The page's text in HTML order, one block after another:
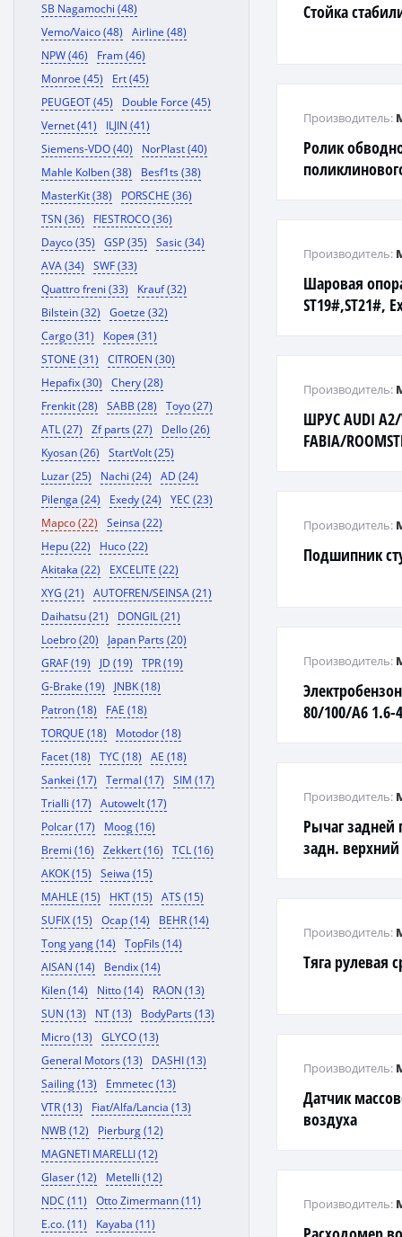
SB Nagamochi (48)
Vemo/Vaico (48)
Airline (48)
NPW (46)
Fram (46)
Monroe (45)
Ert (45)
PEUGEOT (45)
Double Force (45)
Vernet (41)
ILJIN (41)
Siemens-VDO (40)
NorPlast (40)
Mahle Kolben (38)
Besf1ts (38)
MasterKit (38)
PORSCHE (36)
TSN (36)
FIESTROCO (36)
Dayco (35)
GSP (35)
Sasic (34)
AVA (34)
SWF (33)
Quattro freni (33)
Krauf (32)
Bilstein (32)
Goetze (32)
Cargo (31)
Корея (31)
STONE (31)
CITROEN (30)
Hepafix (30)
Chery (28)
Frenkit (28)
SABB (28)
Toyo (27)
ATL (27)
Zf parts (27)
Dello (26)
Kyosan (26)
StartVolt (25)
Luzar (25)
Nachi (24)
AD (24)
Pilenga (24)
Exedy (24)
YEC (23)
Mapco (22)
Seinsa (22)
Hepu (22)
Huco (22)
Akitaka (22)
EXCELITE (22)
XYG (21)
AUTOFREN/SEINSA (21)
Daihatsu (21)
DONGIL (21)
Loebro (20)
Japan Parts (20)
GRAF (19)
JD (19)
TPR (19)
G-Brake (19)
JNBK (18)
Patron (18)
FAE (18)
TORQUE (18)
Motodor (18)
Facet (18)
TYC (18)
AE (18)
Sankei (17)
Termal (17)
SIM (17)
Trialli (17)
Autowelt (17)
Polcar (17)
Moog (16)
Bremi (16)
Zekkert (16)
TCL (16)
AKOK (15)
Seiwa (15)
MAHLE (15)
HKT (15)
ATS (15)
SUFIX (15)
Ocap (14)
BEHR (14)
Tong yang (14)
TopFils (14)
AISAN (14)
Bendix (14)
Kilen (14)
Nitto (14)
RAON (13)
SUN (13)
NT (13)
BodyParts (13)
Micro (13)
GLYCO (13)
General Motors (13)
DASHI (13)
Sailing (13)
Emmetec (13)
VTR (13)
Fiat/Alfa/Lancia (13)
NWB (12)
Pierburg (12)
MAGNETI MARELLI (12)
Glaser (12)
Metelli (12)
NDC (11)
Otto Zimermann (11)
E.co. (11)
Kayaba (11)
Стойка
Ролик
Производитель:
Шаровая
ST19#,ST21#,
Производитель:
ШРУС AUDI A2/
FABIA/
Производитель:
Подшипник
Производитель:
80/100/A6 1.6-
Производитель:
Рычаг задней
задн.
Производитель:
Тяга рулевая
Производитель:
Датчик
воздуха
Производитель:
Производитель: